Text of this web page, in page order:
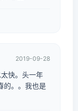
2019-09-28
快。头一年
的。。我也是